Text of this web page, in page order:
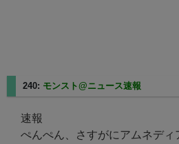
240: モンスト@ニュース速報
速報
ぺんぺん、さすがにアムネディ